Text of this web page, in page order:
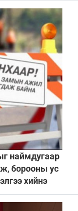
наймдугаар
борооны ус
хийнэ